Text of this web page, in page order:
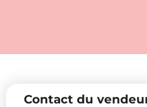
Contact du